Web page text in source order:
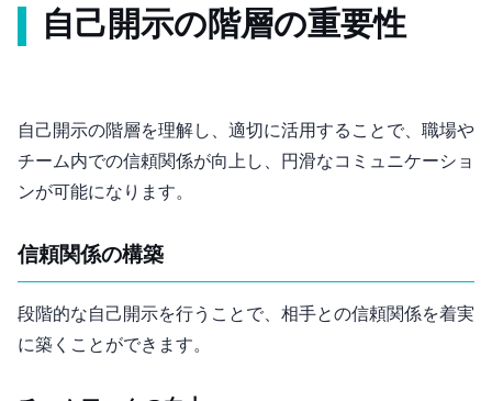
自己開示の階層の重要性
自己開示の階層を理解し、適切に活用することで、職場や
チーム内での信頼関係が向上し、円滑なコミュニケーショ
ンが可能になります。
信頼関係の構築
段階的な自己開示を行うことで、相手との信頼関係を着実
に築くことができます。